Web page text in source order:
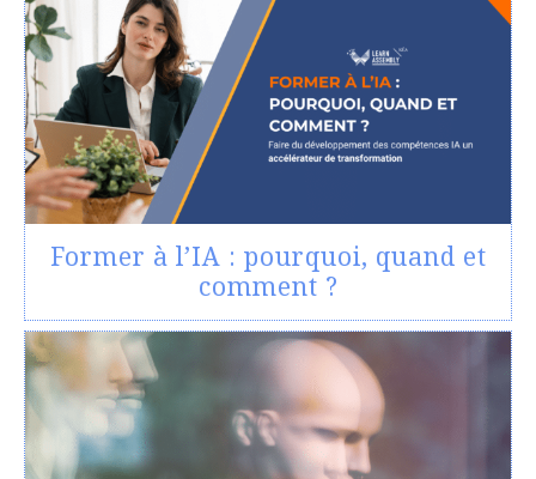
Former à l’IA : pourquoi, quand et
comment ?